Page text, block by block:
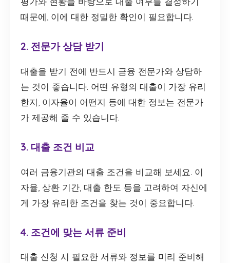
때문에, 이에 대한 정밀한 확인이 필요합니다.
2. 전문가 상담 받기
대출을 받기 전에 반드시 금융 전문가와 상담하
는 것이 좋습니다. 어떤 유형의 대출이 가장 유리
한지, 이자율이 어떤지 등에 대한 정보는 전문가
가 제공해 줄 수 있습니다.
3. 대출 조건 비교
여러 금융기관의 대출 조건을 비교해 보세요. 이
자율, 상환 기간, 대출 한도 등을 고려하여 자신에
게 가장 유리한 조건을 찾는 것이 중요합니다.
4. 조건에 맞는 서류 준비
대출 신청 시 필요한 서류와 정보를 미리 준비해